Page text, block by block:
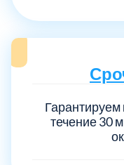
течение 30